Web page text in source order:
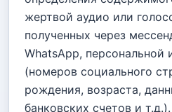
жертвой аудио или
полученных через
WhatsApp, персональной
(номеров социального
рождения, возраста,
банковских счетов и